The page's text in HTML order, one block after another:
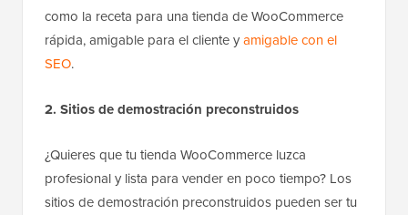
como la receta para una tienda de WooCommerce
rápida, amigable para el cliente yamigable con el
SEO.
2. Sitios de demostración preconstruidos
¿Quieres que tu tienda WooCommerce luzca
profesional y lista para vender en poco tiempo? Los
sitios de demostración preconstruidos pueden ser tu